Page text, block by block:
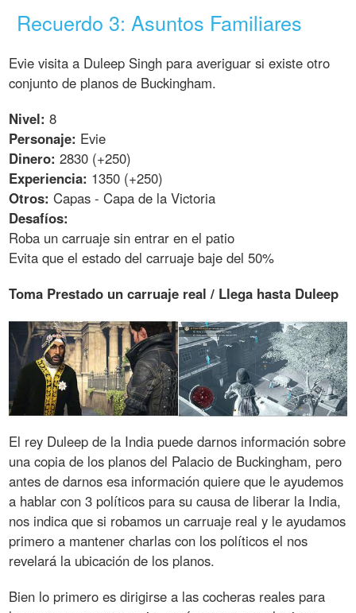
Recuerdo 3: Asuntos Familiares
Evie visita a Duleep Singh para averiguar si existe otro
conjunto de planos de Buckingham.
Nivel: 8
Personaje: Evie
Dinero: 2830 (+250)
Experiencia: 1350 (+250)
Otros: Capas - Capa de la Victoria
Desafíos:
Roba un carruaje sin entrar en el patio
Evita que el estado del carruaje baje del 50%
Toma Prestado un carruaje real / Llega hasta Duleep
El rey Duleep de la India puede darnos información sobre
una copia de los planos del Palacio de Buckingham, pero
antes de darnos esa información quiere que le ayudemos
a hablar con 3 políticos para su causa de liberar la India,
nos indica que si robamos un carruaje real y le ayudamos
primero a mantener charlas con los políticos el nos
revelará la ubicación de los planos.
Bien lo primero es dirigirse a las cocheras reales para